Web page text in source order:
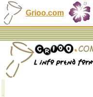
Grioo.com